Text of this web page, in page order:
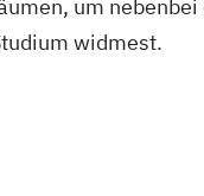
um
widmest.